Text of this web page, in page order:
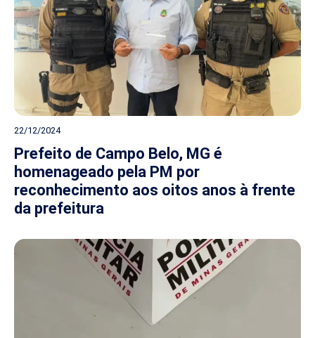
22/12/2024
Prefeito de Campo Belo, MG é
homenageado pela PM por
reconhecimento aos oitos anos à frente
da prefeitura